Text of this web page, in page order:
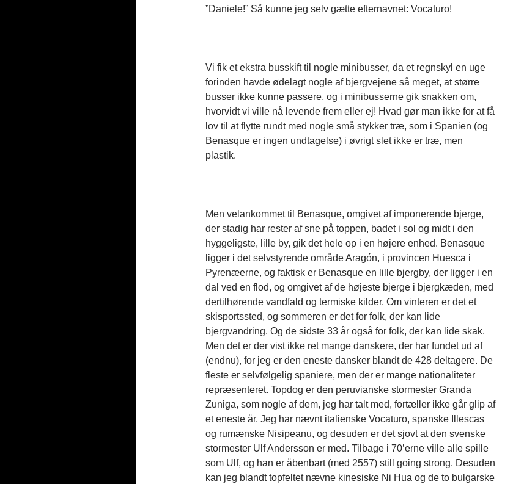
”Daniele!” Så kunne jeg selv gætte efternavnet: Vocaturo!
Vi fik et ekstra busskift til nogle minibusser, da et regnskyl en uge
forinden havde ødelagt nogle af bjergvejene så meget, at større
busser ikke kunne passere, og i minibusserne gik snakken om,
hvorvidt vi ville nå levende frem eller ej! Hvad gør man ikke for at få
lov til at flytte rundt med nogle små stykker træ, som i Spanien (og
Benasque er ingen undtagelse) i øvrigt slet ikke er træ, men
plastik.
Men velankommet til Benasque, omgivet af imponerende bjerge,
der stadig har rester af sne på toppen, badet i sol og midt i den
hyggeligste, lille by, gik det hele op i en højere enhed. Benasque
ligger i det selvstyrende område Aragón, i provincen Huesca i
Pyrenæerne, og faktisk er Benasque en lille bjergby, der ligger i en
dal ved en flod, og omgivet af de højeste bjerge i bjergkæden, med
dertilhørende vandfald og termiske kilder. Om vinteren er det et
skisportssted, og sommeren er det for folk, der kan lide
bjergvandring. Og de sidste 33 år også for folk, der kan lide skak.
Men det er der vist ikke ret mange danskere, der har fundet ud af
(endnu), for jeg er den eneste dansker blandt de 428 deltagere. De
fleste er selvfølgelig spaniere, men der er mange nationaliteter
repræsenteret. Topdog er den peruvianske stormester Granda
Zuniga, som nogle af dem, jeg har talt med, fortæller ikke går glip af
et eneste år. Jeg har nævnt italienske Vocaturo, spanske Illescas
og rumænske Nisipeanu, og desuden er det sjovt at den svenske
stormester Ulf Andersson er med. Tilbage i 70’erne ville alle spille
som Ulf, og han er åbenbart (med 2557) still going strong. Desuden
kan jeg blandt topfeltet nævne kinesiske Ni Hua og de to bulgarske